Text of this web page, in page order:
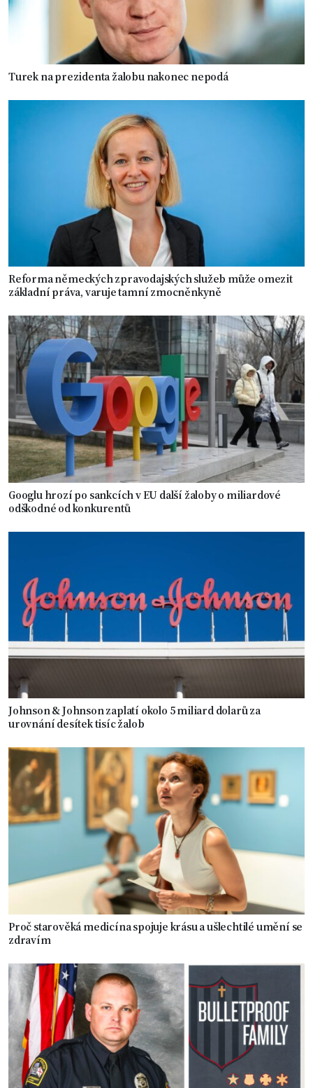
Turek na prezidenta žalobu nakonec nepodá
Reforma německých zpravodajských služeb může omezit
základní práva, varuje tamní zmocněnkyně
Googlu hrozí po sankcích v EU další žaloby o miliardové
odškodné od konkurentů
Johnson & Johnson zaplatí okolo 5 miliard dolarů za
urovnání desítek tisíc žalob
Proč starověká medicína spojuje krásu a ušlechtilé umění se
zdravím